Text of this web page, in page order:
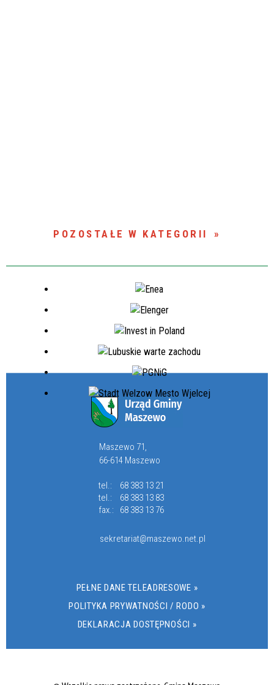
POZOSTAŁE W KATEGORII
Maszewo 71,
66-614 Maszewo
tel.:
68 383 13 21
tel.:
68 383 13 83
fax.:
68 383 13 76
sekretariat@maszewo.net.pl
PEŁNE DANE TELEADRESOWE »
POLITYKA PRYWATNOŚCI / RODO »
DEKLARACJA DOSTĘPNOŚCI »